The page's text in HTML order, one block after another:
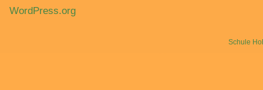
WordPress.org
Schule